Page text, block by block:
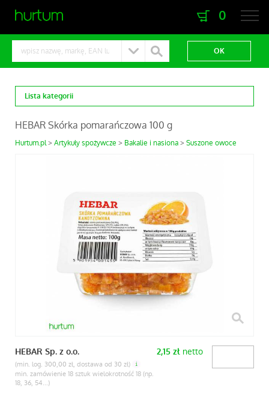
0
Lista kategorii
HEBAR Skórka pomarańczowa 100 g
Hurtum.pl Artykuły spożywcze Bakalie i nasiona Suszone owoce
HEBAR Sp. z o.o.
(min. log. 300,00 zł, dostawa od 30 zł)
min. zamówienie 18 sztuk wielokrotność 18 (np.
18, 36, 54...)
2,15 zł netto